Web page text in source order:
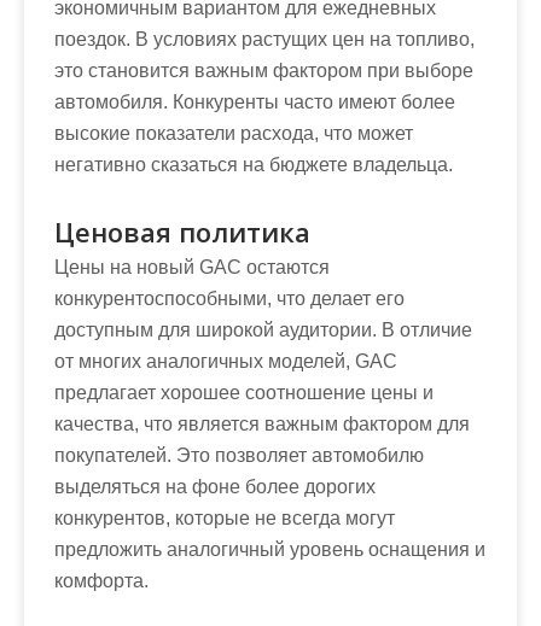
экономичным вариантом для ежедневных
поездок. В условиях растущих цен на топливо,
это становится важным фактором при выборе
автомобиля. Конкуренты часто имеют более
высокие показатели расхода, что может
негативно сказаться на бюджете владельца.
Ценовая политика
Цены на новый GAC остаются
конкурентоспособными, что делает его
доступным для широкой аудитории. В отличие
от многих аналогичных моделей, GAC
предлагает хорошее соотношение цены и
качества, что является важным фактором для
покупателей. Это позволяет автомобилю
выделяться на фоне более дорогих
конкурентов, которые не всегда могут
предложить аналогичный уровень оснащения и
комфорта.